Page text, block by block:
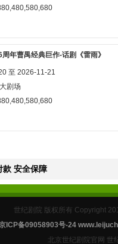
年曹禺经典巨作-话剧《雷雨》
至 2026-11-21
剧场
款 安全保障
世纪剧院 版权所有 Copyright
ICP备09058903号-24
北京世纪剧院官网 世